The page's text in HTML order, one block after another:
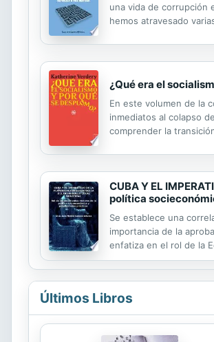
una vida de corrupción
hemos atravesado
¿Qué era el
En este volumen de la
inmediatos al colapso
comprender la
CUBA Y EL
política
Se establece una
importancia de la
enfatiza en el rol de la
identifica desde el
Últimos Libros